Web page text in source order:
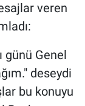
veren
günü Genel
deseydi
bu konuyu